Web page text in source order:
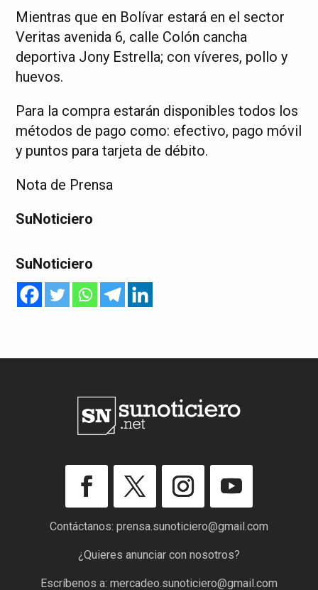
Mientras que en Bolívar estará en el sector
Veritas avenida 6, calle Colón cancha
deportiva Jony Estrella; con víveres, pollo y
huevos.
Para la compra estarán disponibles todos los
métodos de pago como: efectivo, pago móvil
y puntos para tarjeta de débito.
Nota de Prensa
SuNoticiero
SuNoticiero
Contáctanos: prensa.sunoticiero@gmail.com
¿Quieres anunciar con nosotros?
Escríbenos a: mercadeo.sunoticiero@gmail.com